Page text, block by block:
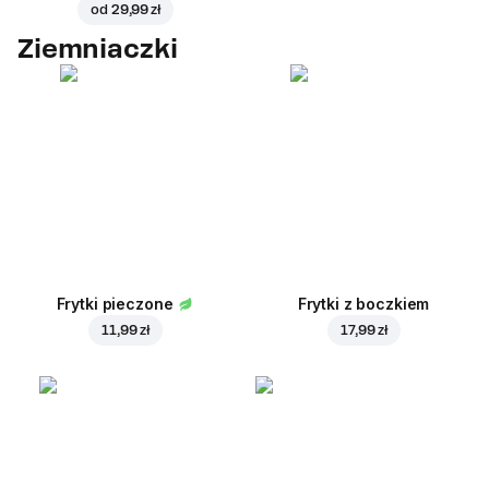
od 29,99 zł
Ziemniaczki
Frytki pieczone
11,99 zł
Frytki z boczkiem
17,99 zł